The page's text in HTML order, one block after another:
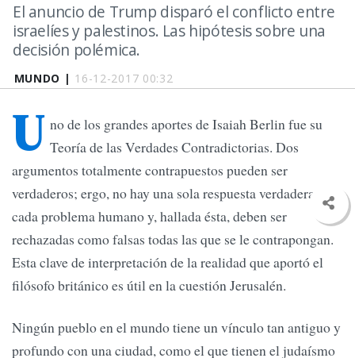
MUNDO | 16-12-2017 00:32
El anuncio de Trump disparó el conflicto entre
israelíes y palestinos. Las hipótesis sobre una
decisión polémica.
U no de los grandes aportes de Isaiah Berlin fue su
Teoría de las Verdades Contradictorias. Dos
argumentos totalmente contrapuestos pueden ser
verdaderos; ergo, no hay una sola respuesta verdadera para
cada problema humano y, hallada ésta, deben ser
rechazadas como falsas todas las que se le contrapongan.
Esta clave de interpretación de la realidad que aportó el
filósofo británico es útil en la cuestión Jerusalén.
Ningún pueblo en el mundo tiene un vínculo tan antiguo y
profundo con una ciudad, como el que tienen el judaísmo